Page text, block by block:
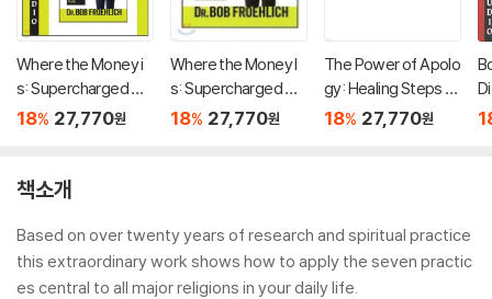
Where the Money i
s: Supercharged Gr
owth Opportunities
18% 27,770원
Where the Money I
s: Supercharged Gr
owth Opportunities
18% 27,770원
The Power of Apolo
gy: Healing Steps to
Transport All Your R
18% 27,770원
e
책소개
Based on over twenty years of research and spiritual practice
this extraordinary work shows how to apply the seven practic
es central to all major religions in your daily life.